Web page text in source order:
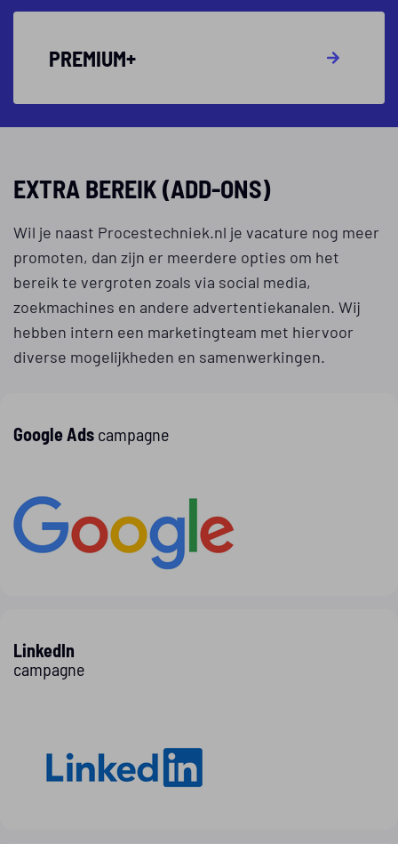
PREMIUM+
EXTRA BEREIK (ADD-ONS)
Wil je naast Procestechniek.nl je vacature nog meer
promoten, dan zijn er meerdere opties om het
bereik te vergroten zoals via social media,
zoekmachines en andere advertentiekanalen. Wij
hebben intern een marketingteam met hiervoor
diverse mogelijkheden en samenwerkingen.
Google Adscampagne
LinkedIn
campagne